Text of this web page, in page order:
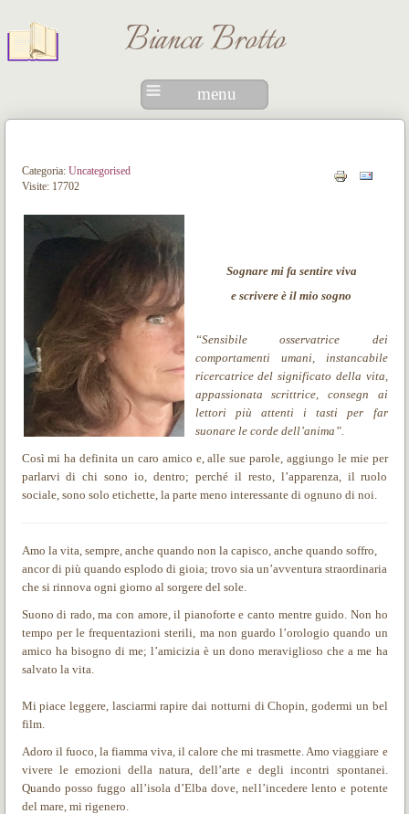
Bianca Brotto
menu
Categoria: Uncategorised
Visite: 17702
Sognare mi fa sentire viva
e scrivere è il mio sogno
“Sensibile osservatrice dei
comportamenti umani, instancabile
ricercatrice del significato della vita,
appassionata scrittrice, consegn ai
lettori più attenti i tasti per far
suonare le corde dell’anima”.
Così mi ha definita un caro amico e, alle sue parole, aggiungo le mie per
parlarvi di chi sono io, dentro; perché il resto, l’apparenza, il ruolo
sociale, sono solo etichette, la parte meno interessante di ognuno di noi.
Amo la vita, sempre, anche quando non la capisco, anche quando soffro,
ancor di più quando esplodo di gioia; trovo sia un’avventura straordinaria
che si rinnova ogni giorno al sorgere del sole.
Suono di rado, ma con amore, il pianoforte e canto mentre guido. Non ho
tempo per le frequentazioni sterili, ma non guardo l’orologio quando un
amico ha bisogno di me; l’amicizia è un dono meraviglioso che a me ha
salvato la vita.
Mi piace leggere, lasciarmi rapire dai notturni di Chopin, godermi un bel
film.
Adoro il fuoco, la fiamma viva, il calore che mi trasmette. Amo viaggiare e
vivere le emozioni della natura, dell’arte e degli incontri spontanei.
Quando posso fuggo all’isola d’Elba dove, nell’incedere lento e potente
del mare, mi rigenero.